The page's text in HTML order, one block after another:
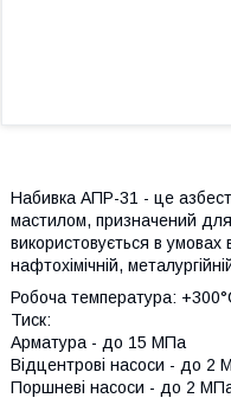
Набивка АПР-31 - це
мастилом, призначений для
використовується в умовах
нафтохімічній,
Робоча температура:
Тиск:
Арматура - до 15 МПа
Відцентрові насоси - до 2
Поршневі насоси - до 2